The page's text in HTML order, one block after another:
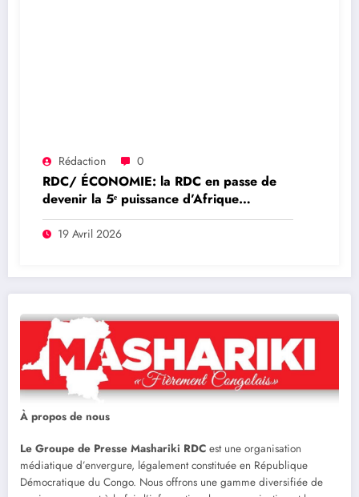
Rédaction 0
RDC/ ÉCONOMIE: la RDC en passe de
devenir la 5ᵉ puissance d’Afrique
subsaharienne en 2026
19 Avril 2026
À propos de nous
Le Groupe de Presse Mashariki RDC est une organisation
médiatique d’envergure, légalement constituée en République
Démocratique du Congo. Nous offrons une gamme diversifiée de